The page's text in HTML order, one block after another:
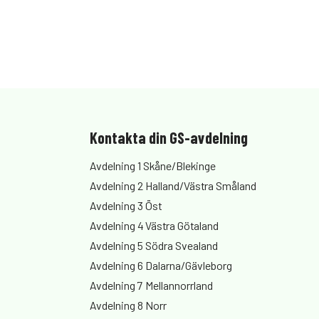
Kontakta din GS-avdelning
Avdelning 1 Skåne/Blekinge
Avdelning 2 Halland/Västra Småland
Avdelning 3 Öst
Avdelning 4 Västra Götaland
Avdelning 5 Södra Svealand
Avdelning 6 Dalarna/Gävleborg
Avdelning 7 Mellannorrland
Avdelning 8 Norr